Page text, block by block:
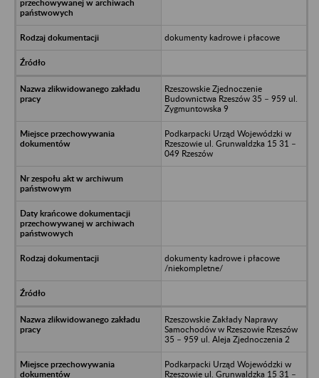
dokumenty kadrowe i płacowe
Rzeszowskie Zjednoczenie
Budownictwa Rzeszów 35 – 959 ul.
Zygmuntowska 9
Podkarpacki Urząd Wojewódzki w
Rzeszowie ul. Grunwaldzka 15 31 –
049 Rzeszów
dokumenty kadrowe i płacowe
/niekompletne/
Rzeszowskie Zakłady Naprawy
Samochodów w Rzeszowie Rzeszów
35 – 959 ul. Aleja Zjednoczenia 2
Podkarpacki Urząd Wojewódzki w
Rzeszowie ul. Grunwaldzka 15 31 –